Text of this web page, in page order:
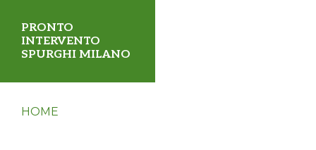
alla
navigazione
primaria
contenuto
principale
PRONTO
INTERVENTO
SPURGHI MILANO
Servizio
HOME